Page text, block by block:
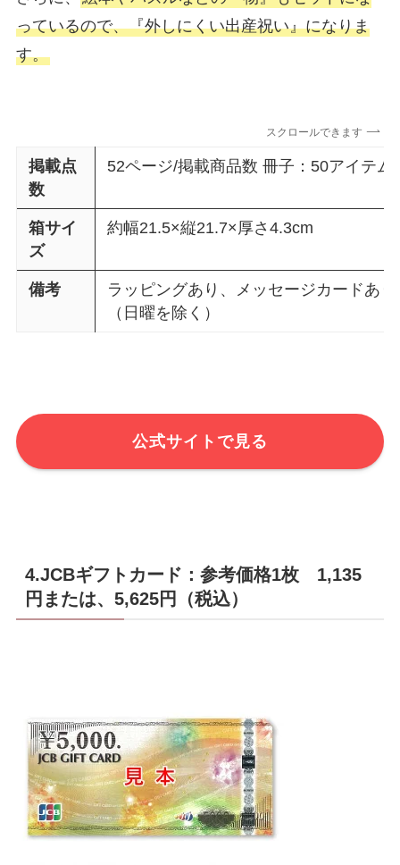
っているので、『外しにくい出産祝い』になりま
す。
スクロールできます
掲載点
数
52ページ/掲載商品数 冊子：50アイテ
箱サイ
ズ
約幅21.5×縦21.7×厚さ4.3cm
備考
ラッピングあり、メッセージカードあ
（日曜を除く）
公式サイトで見る
4.JCBギフトカード：参考価格1枚 1,135
円または、5,625円（税込）